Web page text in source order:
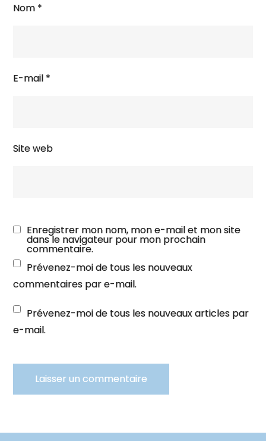
Nom *
E-mail *
Site web
Enregistrer mon nom, mon e-mail et mon site
dans le navigateur pour mon prochain
commentaire.
Prévenez-moi de tous les nouveaux
commentaires par e-mail.
Prévenez-moi de tous les nouveaux articles par
e-mail.